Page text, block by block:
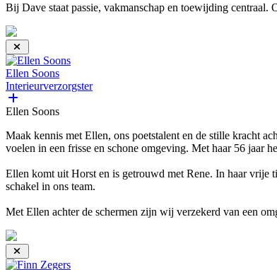
Bij Dave staat passie, vakmanschap en toewijding centraal.
Ellen Soons
Interieurverzorgster
Ellen Soons
Maak kennis met Ellen, ons poetstalent en de stille kracht
voelen in een frisse en schone omgeving. Met haar 56 jaar
Ellen komt uit Horst en is getrouwd met Rene. In haar vrije
schakel in ons team.
Met Ellen achter de schermen zijn wij verzekerd van een